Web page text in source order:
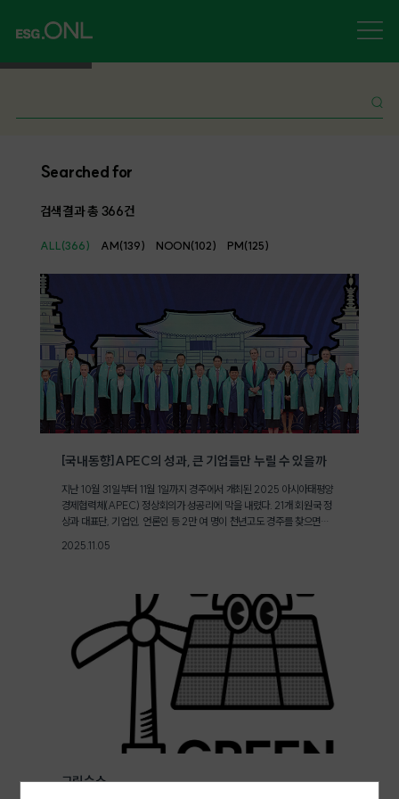
Searched for
검색결과 총 366건
ALL(366) AM(139) NOON(102) PM(125)
[국내동향]APEC의 성과, 큰 기업들만 누릴 수 있을까
지난 10월 31일부터 11월 1일까지 경주에서 개최된 2025 아시아태평양
경제협력체(APEC) 정상회의가 성공리에 막을 내렸다. 21개 회원국 정
상과 대표단, 기업인, 언론인 등 2만 여 명이 천년고도 경주를 찾으면서
국인 방문객으로 북적였고, APEC 기념 굿즈와 이벤트는 연일 화제에
주식시장에 대한 관심도 커졌다. [경주 APEC에 모인 각국 정상 ⓒ대통
령실]7조 4천억 규모 경제효과 APEC, 지역 소상공인 상권까지 활력거
국적인 논의가 오고간 APEC의 경제효과가 경주와 지역 내 소상공인에
게도 활력을 미쳤음은 당연하다. 경주시는 네이버와 손잡고 로컬 상점 3
0곳을 소개하는 ‘비로컬위크(BeLocal Week)’를 개최하며 APEC을
계기로 소상공인 지원에 적극 나섰다. K-푸드에 대한 국제적 관심이 집
중되는 가운데 떡볶이, 치킨 등 한국 음식을 선보이는 소상공인들의 참여
기회가 확대됐고, 황리단길은 APEC 특수로 평소보다 활기를 띠었다는
평가다.[경주시와 네이버가 함께한 '비로컬위크' 현장 ⓒ경주시]조금 더
손에 잡히는 효과를 살펴보기 위해 APEC 직전에 열린 주목할 만한 행
31회 APEC 중소기업 장관회의다. APEC 중소기업 장관회의는 APE
2025.11.05
그린수소